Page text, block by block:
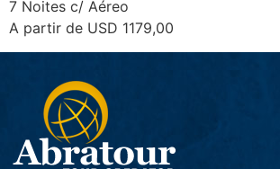
7 Noites c/ Aéreo
A partir de USD 1179,00